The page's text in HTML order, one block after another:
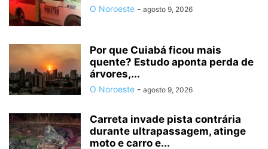
O Noroeste - agosto 9, 2026
Por que Cuiabá ficou mais
quente? Estudo aponta perda de
árvores,...
O Noroeste - agosto 9, 2026
Carreta invade pista contrária
durante ultrapassagem, atinge
moto e carro e...